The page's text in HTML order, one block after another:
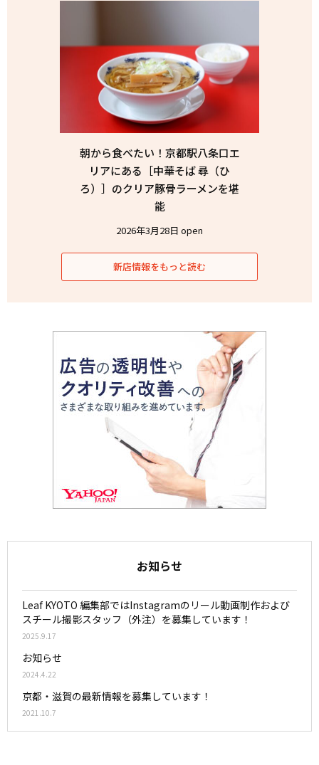
朝から食べたい！京都駅八条口エ
リアにある［中華そば 尋（ひ
ろ）］のクリア豚骨ラーメンを堪
能
2026年3月28日 open
新店情報をもっと読む
お知らせ
Leaf KYOTO 編集部ではInstagramのリール動画制作および
スチール撮影スタッフ（外注）を募集しています！
2025.9.17
お知らせ
2024.4.22
京都・滋賀の最新情報を募集しています！
2021.10.7